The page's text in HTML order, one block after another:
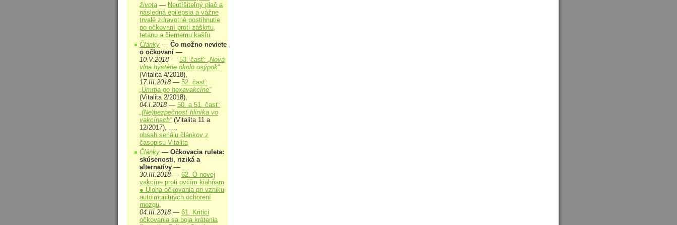
života — Neutíšiteľný plač a
následná epilepsia a vážne
trvalé zdravotné postihnutie
po očkovaní proti záškrtu,
tetanu a čiernemu kašľu
Články — Čo možno neviete
o očkovaní —
10.V.2018 — 53. časť: „Nová
vlna hystérie okolo osýpok“
(Vitalita 4/2018),
17.III.2018 — 52. časť:
„Úmrtia po hexavakcíne“
(Vitalita 2/2018),
04.I.2018 — 50. a 51. časť:
„(Ne)bezpečnosť hliníka vo
vakcínach“(Vitalita 11 a
12/2017), …,
obsah seriálu článkov z
časopisu Vitalita
Články — Očkovacia ruleta:
skúsenosti, riziká a
alternatívy —
30.III.2018 — 62. O novej
vakcíne proti ovčím kiahňam
● Úloha očkovania pri vzniku
autoimunitných ochorení
mozgu,
04.III.2018 — 61. Kritici
očkovania sa boja krátenia